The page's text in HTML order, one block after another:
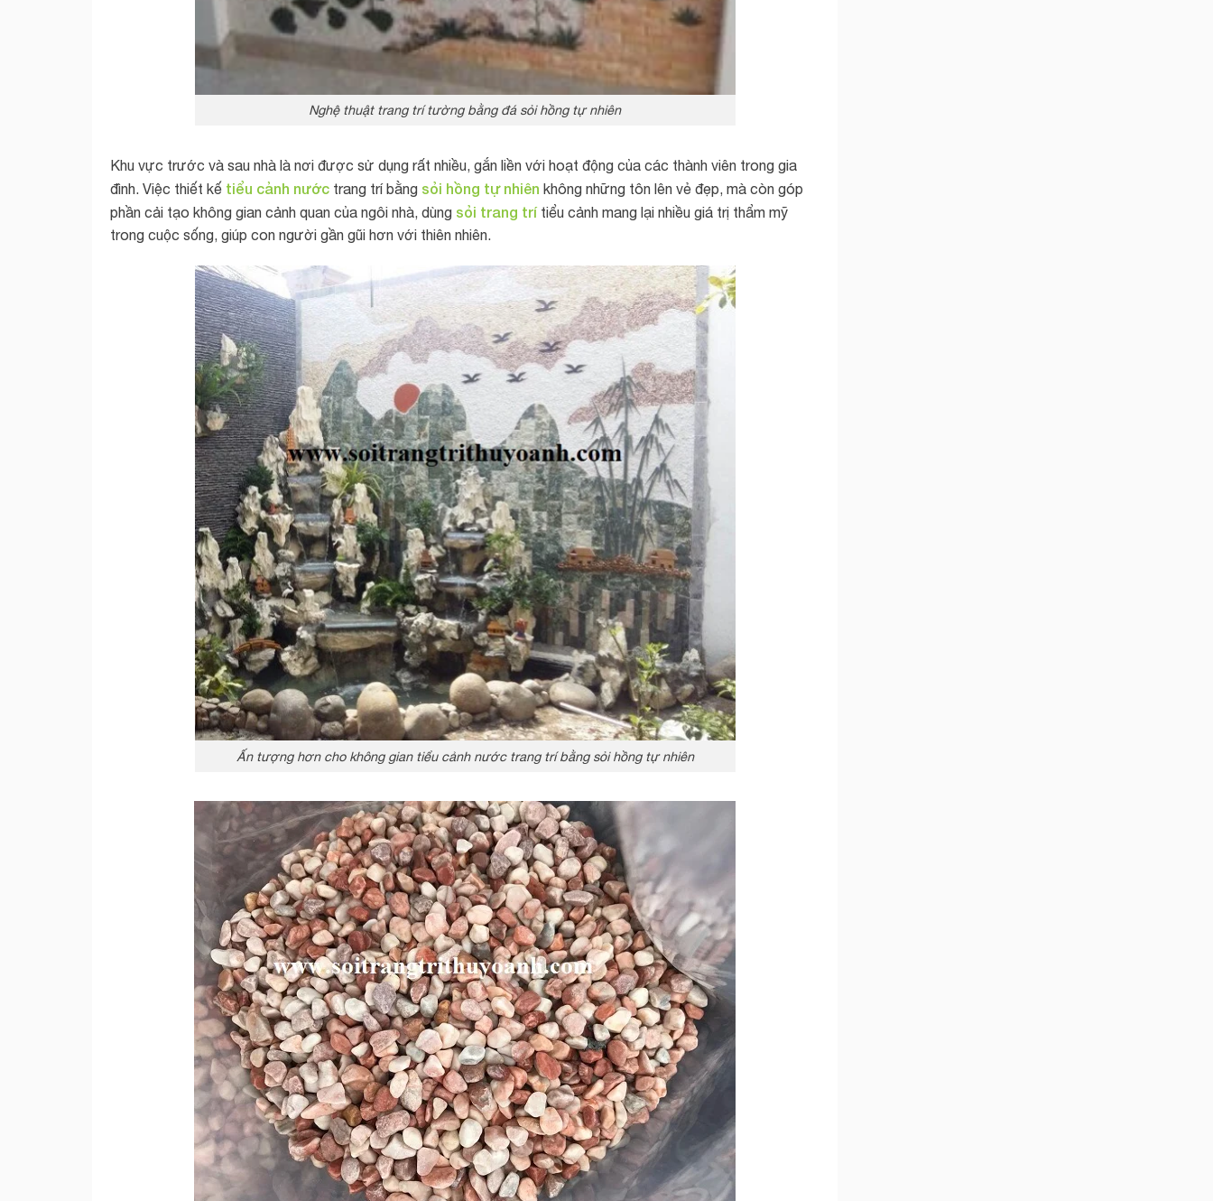
Nghệ thuật trang trí tường bằng đá sỏi hồng tự nhiên
Khu vực trước và sau nhà là nơi được sử dụng rất nhiều, gắn liền với hoạt động của các thành viên trong gia
đình. Việc thiết kế tiểu cảnh nước trang trí bằng sỏi hồng tự nhiên không những tôn lên vẻ đẹp, mà còn góp
phần cải tạo không gian cảnh quan của ngôi nhà, dùng sỏi trang trítiểu cảnh mang lại nhiều giá trị thẩm mỹ
trong cuộc sống, giúp con người gần gũi hơn với thiên nhiên.
Ấn tượng hơn cho không gian tiểu cảnh nước trang trí bằng sỏi hồng tự nhiên